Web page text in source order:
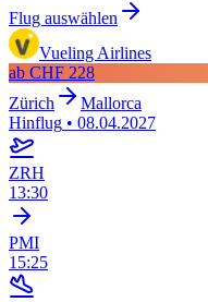
Flug auswählen
Vueling Airlines
ab CHF 228
Zürich
Mallorca
Hinflug • 08.04.2027
ZRH
13:30
PMI
15:25